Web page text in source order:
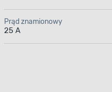
Prąd znamionowy
25 A